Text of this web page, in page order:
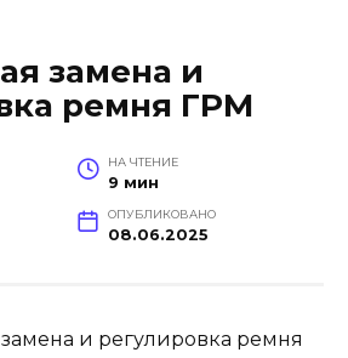
замена и
ремня ГРМ
НА ЧТЕНИЕ
9 мин
ОПУБЛИКОВАНО
08.06.2025